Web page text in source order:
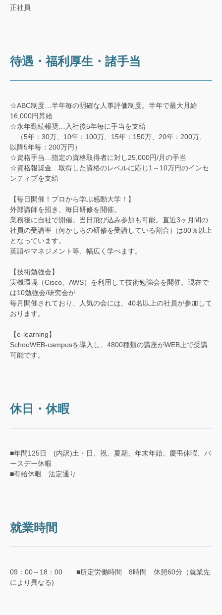
正社員
待遇・福利厚生・諸手当
☆ABC制度…半年毎の明確な人事評価制度。半年で最大月給
16,000円昇給
☆永年勤続報奨…入社後5年毎に手当を支給
（5年：30万、10年：100万、15年：150万、20年：200万、
以降5年毎：200万円）
☆資格手当…指定の資格取得者に対し25,000円/月の手当
☆資格報奨金…取得した資格のレベルに応じ1～10万円のインセ
ンティブを支給
【毎日開催！プロから学ぶ感動大学！】
外部講師を招き、毎日研修を開催。
業務後に自社で開催。当日飛び込み参加も可能。直近3ヶ月間の
社員の受講率（何かしらの研修を受講している割合）は80％以上
となっています。
英語やマネジメント等、幅広く学べます。
【技術勉強会】
実機環境（Cisco、AWS）を利用して技術勉強会を開催。現在で
は10勉強会/研究会が
毎月開催されており、人気の会には、40名以上の社員が参加して
おります。
【e-learning】
SchooWEB-campusを導入し、4800種類の講座がWEB上で受講
可能です。
休日・休暇
■年間125日 (内訳)土・日、祝、夏期、年末年始、慶弔休暇、バ
ースデー休暇
■有給休暇 法定通り
就業時間
09：00～18：00 ■所定労働時間 8時間 休憩60分（就業先
により異なる)